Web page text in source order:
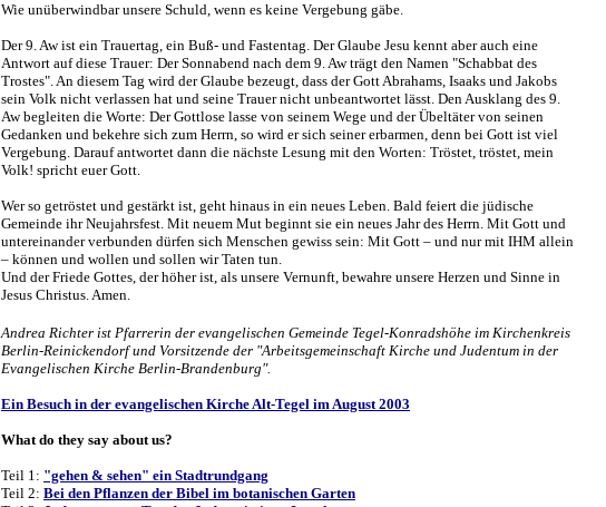
Wie unüberwindbar unsere Schuld, wenn es keine Vergebung gäbe.
Der 9. Aw ist ein Trauertag, ein Buß- und Fastentag. Der Glaube Jesu kennt aber auch eine
Antwort auf diese Trauer: Der Sonnabend nach dem 9. Aw trägt den Namen "Schabbat des
Trostes". An diesem Tag wird der Glaube bezeugt, dass der Gott Abrahams, Isaaks und Jakobs
sein Volk nicht verlassen hat und seine Trauer nicht unbeantwortet lässt. Den Ausklang des 9.
Aw begleiten die Worte: Der Gottlose lasse von seinem Wege und der Übeltäter von seinen
Gedanken und bekehre sich zum Herrn, so wird er sich seiner erbarmen, denn bei Gott ist viel
Vergebung. Darauf antwortet dann die nächste Lesung mit den Worten: Tröstet, tröstet, mein
Volk! spricht euer Gott.
Wer so getröstet und gestärkt ist, geht hinaus in ein neues Leben. Bald feiert die jüdische
Gemeinde ihr Neujahrsfest. Mit neuem Mut beginnt sie ein neues Jahr des Herrn. Mit Gott und
untereinander verbunden dürfen sich Menschen gewiss sein: Mit Gott – und nur mit IHM allein
– können und wollen und sollen wir Taten tun.
Und der Friede Gottes, der höher ist, als unsere Vernunft, bewahre unsere Herzen und Sinne in
Jesus Christus. Amen.
Andrea Richter ist Pfarrerin der evangelischen Gemeinde Tegel-Konradshöhe im Kirchenkreis
Berlin-Reinickendorf und Vorsitzende der "Arbeitsgemeinschaft Kirche und Judentum in der
Evangelischen Kirche Berlin-Brandenburg".
Ein Besuch in der evangelischen Kirche Alt-Tegel im August 2003
What do they say about us?
Teil 1: "gehen & sehen" ein Stadtrundgang
Teil 2: Bei den Pflanzen der Bibel im botanischen Garten